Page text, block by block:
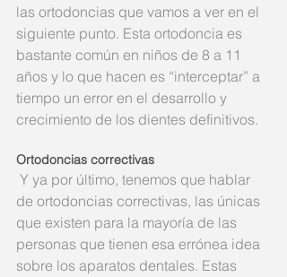
las ortodoncias que vamos a ver en el
siguiente punto. Esta ortodoncia es
bastante común en niños de 8 a 11
años y lo que hacen es “interceptar” a
tiempo un error en el desarrollo y
crecimiento de los dientes definitivos.
Ortodoncias correctivas
de ortodoncias correctivas, las únicas
que existen para la mayoría de las
personas que tienen esa errónea idea
sobre los aparatos dentales. Estas